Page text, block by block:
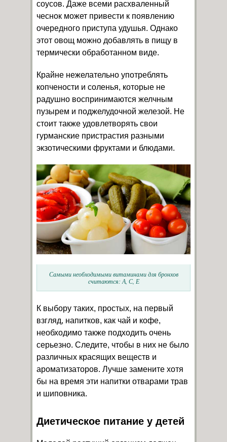
соусов. Даже всеми расхваленный
чеснок может привести к появлению
очередного приступа удушья. Однако
этот овощ можно добавлять в пищу в
термически обработанном виде.
Крайне нежелательно употреблять
копчености и соленья, которые не
радушно воспринимаются желчным
пузырем и поджелудочной железой. Не
стоит также удовлетворять свои
гурманские пристрастия разными
экзотическими фруктами и блюдами.
Самыми необходимыми витаминами для бронхов
считаются: А, С, Е
К выбору таких, простых, на первый
взгляд, напитков, как чай и кофе,
необходимо также подходить очень
серьезно. Следите, чтобы в них не было
различных красящих веществ и
ароматизаторов. Лучше замените хотя
бы на время эти напитки отварами трав
и шиповника.
Диетическое питание у детей